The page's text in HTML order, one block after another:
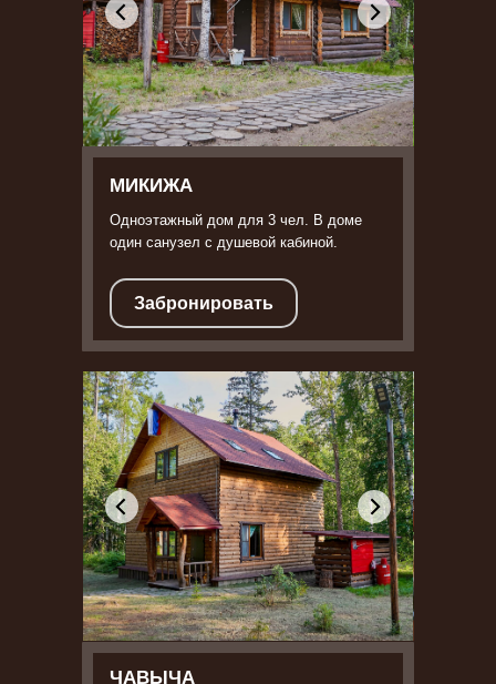
Одноэтажный дом для 3 чел. В доме
один санузел с душевой кабиной.
Забронировать
МИКИЖА
ЧАВЫЧА